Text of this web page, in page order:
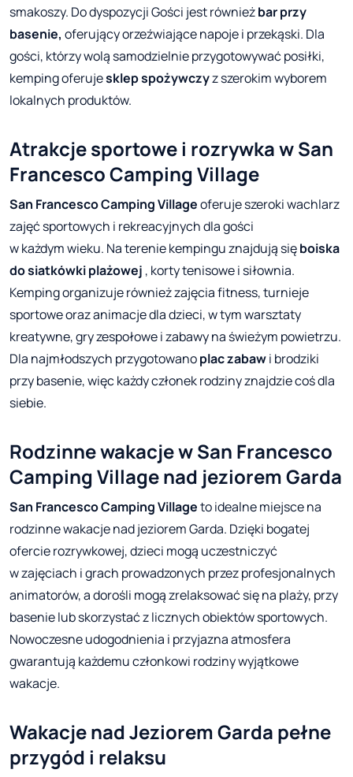
smakoszy. Do dyspozycji Gości jest równieżbar przy
basenie, oferujący orzeźwiające napoje i przekąski. Dla
gości, którzy wolą samodzielnie przygotowywać posiłki,
kemping oferujesklep spożywczyz szerokim wyborem
lokalnych produktów.
Atrakcje sportowe i rozrywka w San
Francesco Camping Village
San Francesco Camping Villageoferuje szeroki wachlarz
zajęć sportowych i rekreacyjnych dla gości
w każdym wieku. Na terenie kempingu znajdują sięboiska
do siatkówki plażowej , korty tenisowe i siłownia.
Kemping organizuje również zajęcia fitness, turnieje
sportowe oraz animacje dla dzieci, w tym warsztaty
kreatywne, gry zespołowe i zabawy na świeżym powietrzu.
Dla najmłodszych przygotowanoplac zabawi brodziki
przy basenie, więc każdy członek rodziny znajdzie coś dla
siebie.
Rodzinne wakacje w San Francesco
Camping Village nad jeziorem Garda
San Francesco Camping Villageto idealne miejsce na
rodzinne wakacje nad jeziorem Garda. Dzięki bogatej
ofercie rozrywkowej, dzieci mogą uczestniczyć
w zajęciach i grach prowadzonych przez profesjonalnych
animatorów, a dorośli mogą zrelaksować się na plaży, przy
basenie lub skorzystać z licznych obiektów sportowych.
Nowoczesne udogodnienia i przyjazna atmosfera
gwarantują każdemu członkowi rodziny wyjątkowe
wakacje.
Wakacje nad Jeziorem Garda pełne
przygód i relaksu